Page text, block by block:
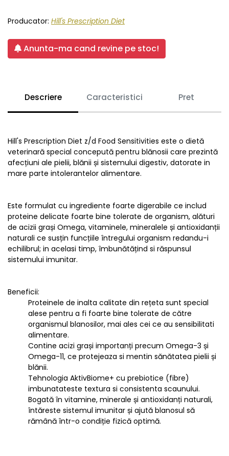
Producator: Hill's Prescription Diet
Anunta-ma cand revine pe stoc!
Descriere Caracteristici Pret
Hill's Prescription Diet z/d Food Sensitivities este o dietă
veterinară special concepută pentru blănosii care prezintă
afecțiuni ale pielii, blănii și sistemului digestiv, datorate in
mare parte intolerantelor alimentare.
Este formulat cu ingrediente foarte digerabile ce includ
proteine delicate foarte bine tolerate de organism, alături
de acizii grași Omega, vitaminele, mineralele și antioxidanții
naturali ce susțin funcțiile întregului organism redandu-i
echilibrul; in acelasi timp, îmbunătățind si răspunsul
sistemului imunitar.
Beneficii:
Proteinele de inalta calitate din rețeta sunt special
alese pentru a fi foarte bine tolerate de către
organismul blanosilor, mai ales cei ce au sensibilitati
alimentare.
Contine acizi grași importanți precum Omega-3 și
Omega-11, ce protejeaza si mentin sănătatea pielii și
blănii.
Tehnologia AktivBiome+ cu prebiotice (fibre)
imbunatateste textura si consistenta scaunului.
Bogată în vitamine, minerale și antioxidanți naturali,
întăreste sistemul imunitar și ajută blanosul să
rămână într-o condiție fizică optimă.